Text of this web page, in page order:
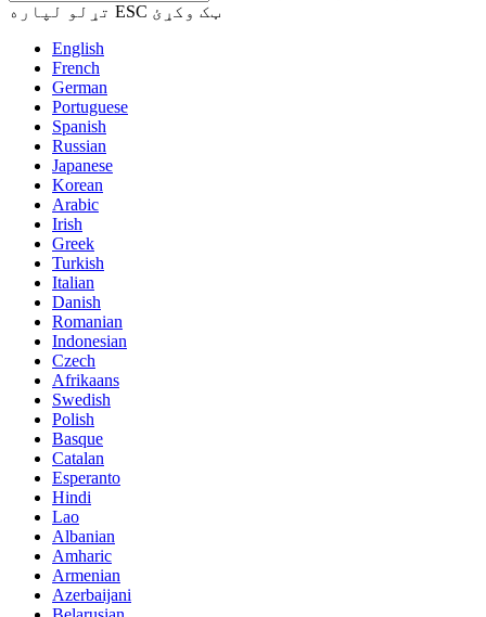
تړلو لپاره ESC ټک وکړئ
English
French
German
Portuguese
Spanish
Russian
Japanese
Korean
Arabic
Irish
Greek
Turkish
Italian
Danish
Romanian
Indonesian
Czech
Afrikaans
Swedish
Polish
Basque
Catalan
Esperanto
Hindi
Lao
Albanian
Amharic
Armenian
Azerbaijani